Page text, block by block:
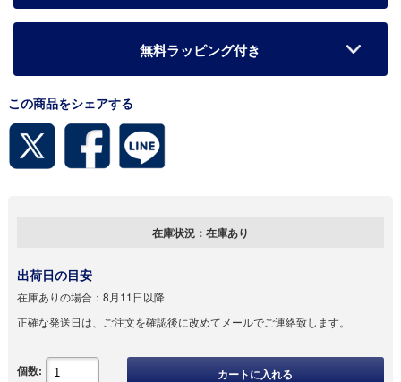
無料ラッピング付き
この商品をシェアする
在庫状況： 在庫あり
出荷日の目安
在庫ありの場合： 8月11日以降
正確な発送日は、ご注文を確認後に改めてメールでご連絡致します。
個数: カートに入れる